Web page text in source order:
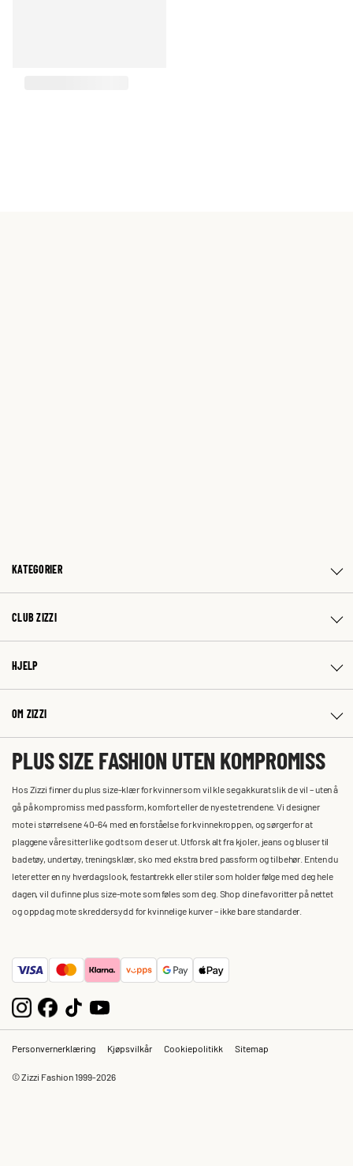
KATEGORIER
CLUB ZIZZI
HJELP
OM ZIZZI
PLUS SIZE FASHION UTEN KOMPROMISS
Hos Zizzi finner du plus size-klær for kvinner som vil kle seg akkurat slik de vil – uten å
gå på kompromiss med passform, komfort eller de nyeste trendene. Vi designer
mote i størrelsene 40–64 med en forståelse for kvinnekroppen, og sørger for at
plaggene våre sitter like godt som de ser ut. Utforsk alt fra kjoler, jeans og bluser til
badetøy, undertøy, treningsklær, sko med ekstra bred passform og tilbehør. Enten du
leter etter en ny hverdagslook, festantrekk eller stiler som holder følge med deg hele
dagen, vil du finne plus size-mote som føles som deg. Shop dine favoritter på nettet
og oppdag mote skreddersydd for kvinnelige kurver – ikke bare standarder.
Personvernerklæring Kjøpsvilkår Cookiepolitikk Sitemap
© Zizzi Fashion 1999-2026